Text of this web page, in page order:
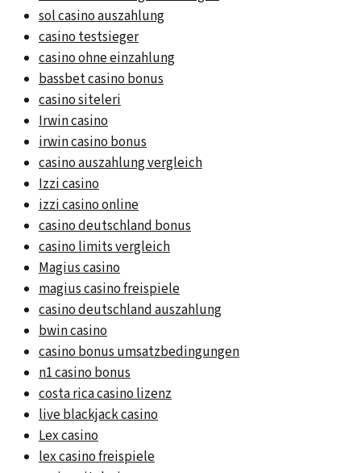
sol casino auszahlung
casino testsieger
casino ohne einzahlung
bassbet casino bonus
casino siteleri
Irwin casino
irwin casino bonus
casino auszahlung vergleich
Izzi casino
izzi casino online
casino deutschland bonus
casino limits vergleich
Magius casino
magius casino freispiele
casino deutschland auszahlung
bwin casino
casino bonus umsatzbedingungen
n1 casino bonus
costa rica casino lizenz
live blackjack casino
Lex casino
lex casino freispiele